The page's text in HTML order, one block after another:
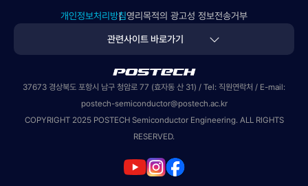
개인정보처리방침영리목적의 광고성 정보전송거부
youtubeinstagramFacebook
관련사이트 바로가기
37673 경상북도 포항시 남구 청암로 77 (효자동 산 31) / Tel: 직원연락처 / E-mail:
postech-semiconductor@postech.ac.kr
COPYRIGHT 2025 POSTECH Semiconductor Engineering. ALL RIGHTS
RESERVED.